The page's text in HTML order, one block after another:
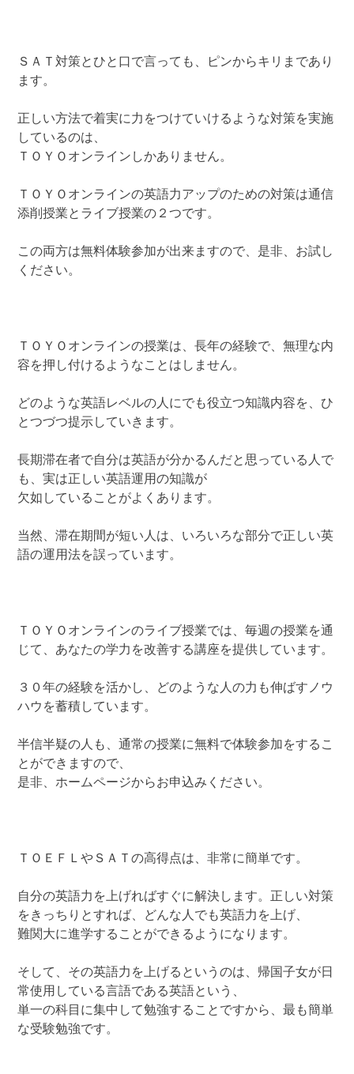
ＳＡＴ対策とひと口で言っても、ピンからキリまであり
ます。
正しい方法で着実に力をつけていけるような対策を実施
しているのは、
ＴＯＹＯオンラインしかありません。
ＴＯＹＯオンラインの英語力アップのための対策は通信
添削授業とライブ授業の２つです。
この両方は無料体験参加が出来ますので、是非、お試し
ください。
ＴＯＹＯオンラインの授業は、長年の経験で、無理な内
容を押し付けるようなことはしません。
どのような英語レベルの人にでも役立つ知識内容を、ひ
とつづつ提示していきます。
長期滞在者で自分は英語が分かるんだと思っている人で
も、実は正しい英語運用の知識が
欠如していることがよくあります。
当然、滞在期間が短い人は、いろいろな部分で正しい英
語の運用法を誤っています。
ＴＯＹＯオンラインのライブ授業では、毎週の授業を通
じて、あなたの学力を改善する講座を提供しています。
３０年の経験を活かし、どのような人の力も伸ばすノウ
ハウを蓄積しています。
半信半疑の人も、通常の授業に無料で体験参加をするこ
とができますので、
是非、ホームページからお申込みください。
ＴＯＥＦＬやＳＡＴの高得点は、非常に簡単です。
自分の英語力を上げればすぐに解決します。正しい対策
をきっちりとすれば、どんな人でも英語力を上げ、
難関大に進学することができるようになります。
そして、その英語力を上げるというのは、帰国子女が日
常使用している言語である英語という、
単一の科目に集中して勉強することですから、最も簡単
な受験勉強です。